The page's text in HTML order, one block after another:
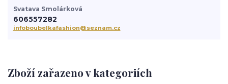
Zboží zařazeno v kategoriích
Svatava Smolárková
606557282
infoboubelkafashion@seznam.cz